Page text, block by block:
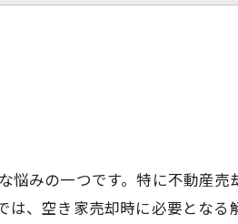
みの一つです。特に不動産
、空き家売却時に必要とな